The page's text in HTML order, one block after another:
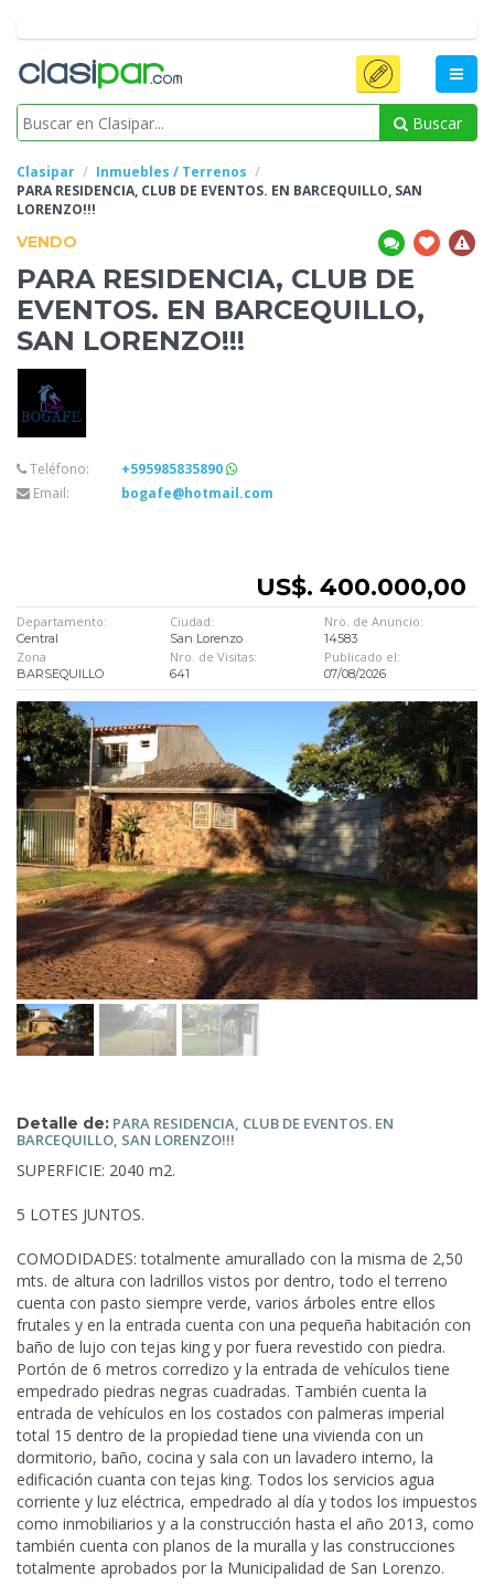
Buscar
Clasipar
Inmuebles / Terrenos
PARA RESIDENCIA, CLUB DE EVENTOS. EN BARCEQUILLO, SAN
LORENZO!!!
VENDO
PARA RESIDENCIA, CLUB DE
EVENTOS. EN BARCEQUILLO,
SAN LORENZO!!!
Teléfono:
+595985835890
Email:
bogafe@hotmail.com
US$. 400.000,00
Departamento:
Central
Ciudad:
San Lorenzo
Nro. de Anuncio:
14583
Zona
BARSEQUILLO
Nro. de Visitas:
641
Publicado el:
07/08/2026
Detalle de: PARA RESIDENCIA, CLUB DE EVENTOS. EN
BARCEQUILLO, SAN LORENZO!!!
SUPERFICIE: 2040 m2.
5 LOTES JUNTOS.
COMODIDADES: totalmente amurallado con la misma de 2,50
mts. de altura con ladrillos vistos por dentro, todo el terreno
cuenta con pasto siempre verde, varios árboles entre ellos
frutales y en la entrada cuenta con una pequeña habitación con
baño de lujo con tejas king y por fuera revestido con piedra.
Portón de 6 metros corredizo y la entrada de vehículos tiene
empedrado piedras negras cuadradas. También cuenta la
entrada de vehículos en los costados con palmeras imperial
total 15 dentro de la propiedad tiene una vivienda con un
dormitorio, baño, cocina y sala con un lavadero interno, la
edificación cuanta con tejas king. Todos los servicios agua
corriente y luz eléctrica, empedrado al día y todos los impuestos
como inmobiliarios y a la construcción hasta el año 2013, como
también cuenta con planos de la muralla y las construcciones
totalmente aprobados por la Municipalidad de San Lorenzo.